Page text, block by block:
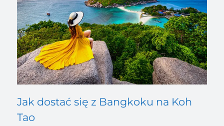
Jak dostać się z Bangkoku na Koh
Tao